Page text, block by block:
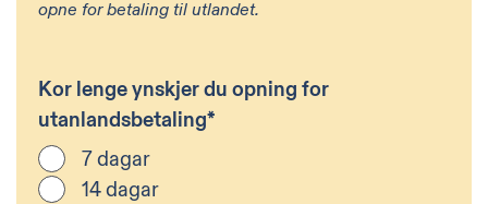
opne for betaling til utlandet.
Kor lenge ynskjer du opning for
utanlandsbetaling*
7 dagar
14 dagar